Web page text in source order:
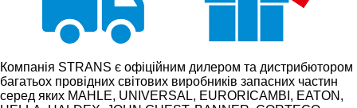
Компанія STRANS є офіційним дилером та дистрибютором
багатьох провідних світових виробників запасних частин
серед яких MAHLE, UNIVERSAL, EURORICAMBI, EATON,